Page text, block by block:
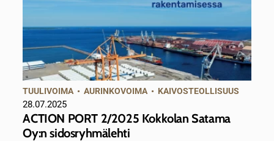
TUULIVOIMA •AURINKOVOIMA • KAIVOSTEOLLISUUS
28.07.2025
ACTION PORT 2/2025 Kokkolan Satama
Oy:n sidosryhmälehti